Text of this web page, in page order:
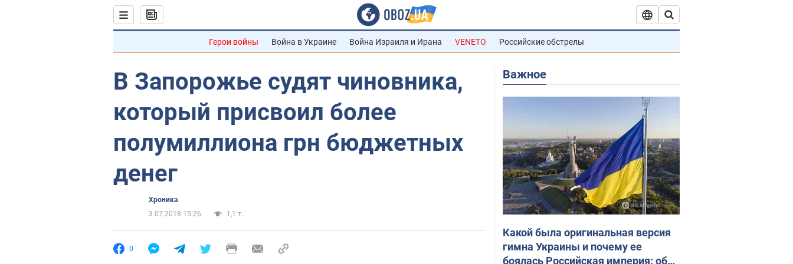
Герои войны Война в Украине Война Израиля и Ирана VENETO Российские обстрелы
В Запорожье судят чиновника,
который присвоил более
полумиллиона грн бюджетных
денег
Хроника
3.07.2018 15:26
1,1 т.
0
Важное
Какой была оригинальная версия
гимна Украины и почему ее
боялась Российская империя: об